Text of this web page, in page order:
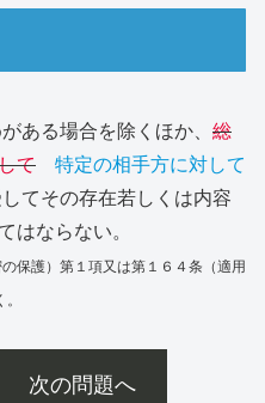
ある場合を除くほか、 総
て
特定の相手方に対して
てその存在若しくは内容
はならない。
保護）第１項又は第１６４条（適用
次の問題へ